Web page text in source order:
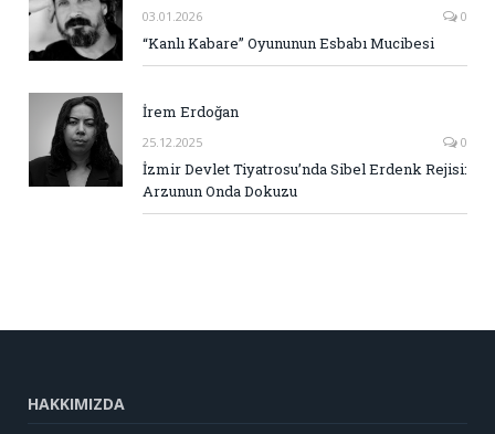
03.01.2026 0
“Kanlı Kabare” Oyununun Esbabı Mucibesi
İrem Erdoğan
25.12.2025 0
İzmir Devlet Tiyatrosu’nda Sibel Erdenk Rejisi:
Arzunun Onda Dokuzu
HAKKIMIZDA